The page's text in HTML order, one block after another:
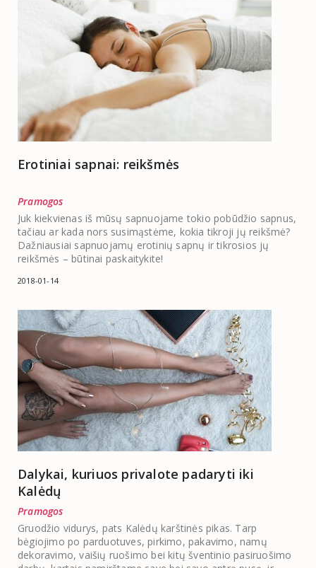
Erotiniai sapnai: reikšmės
Pramogos
Juk kiekvienas iš mūsų sapnuojame tokio pobūdžio sapnus,
tačiau ar kada nors susimąstėme, kokia tikroji jų reikšmė?
Dažniausiai sapnuojamų erotinių sapnų ir tikrosios jų
reikšmės – būtinai paskaitykite!
2018-01-14
Dalykai, kuriuos privalote padaryti iki
Kalėdų
Pramogos
Gruodžio vidurys, pats Kalėdų karštinės pikas. Tarp
bėgiojimo po parduotuves, pirkimo, pakavimo, namų
dekoravimo, vaišių ruošimo bei kitų šventinio pasiruošimo